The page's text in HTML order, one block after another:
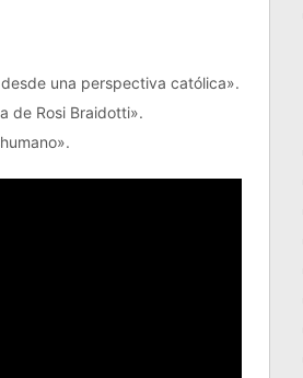
una perspectiva católica».
de Rosi Braidotti».